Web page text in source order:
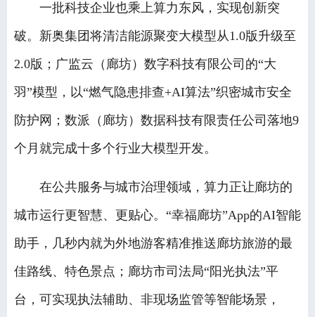
一批科技企业也乘上算力东风，实现创新突
破。新奥集团将清洁能源聚变大模型从1.0版升级至
2.0版；广监云（廊坊）数字科技有限公司的“大
羽”模型，以“燃气隐患排查+AI算法”织密城市安全
防护网；数派（廊坊）数据科技有限责任公司落地9
个月就完成十多个行业大模型开发。
在公共服务与城市治理领域，算力正让廊坊的
城市运行更智慧、更贴心。“幸福廊坊”App的AI智能
助手，几秒内就为外地游客精准推送廊坊旅游的最
佳路线、特色景点；廊坊市司法局“阳光执法”平
台，可实现执法辅助、非现场监管等智能场景，